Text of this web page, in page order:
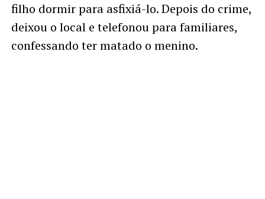
filho dormir para asfixiá-lo. Depois do crime,
deixou o local e telefonou para familiares,
confessando ter matado o menino.